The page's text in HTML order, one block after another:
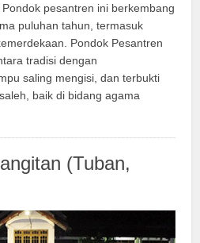
pesantren ini berkembang
puluhan tahun, termasuk
Pondok Pesantren
tradisi dengan
saling mengisi, dan terbukti
baik di bidang agama
(Tuban,